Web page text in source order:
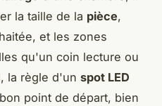
la taille de la pièce,
et les zones
qu'un coin lecture ou
la règle d'un spot LED
point de départ, bien